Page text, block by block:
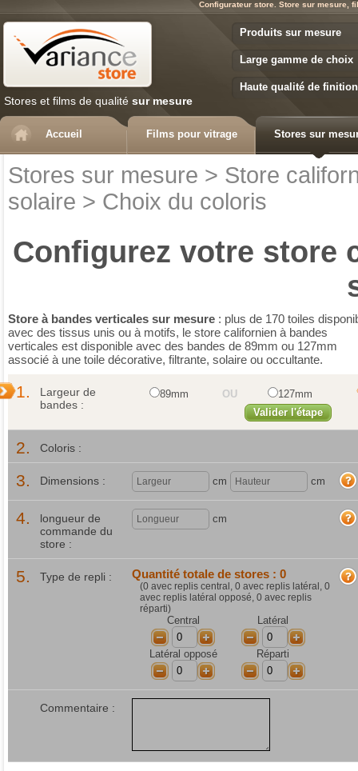
Configurateur store. Store sur mesure,
Stores et films de qualité sur mesure
Produits sur mesure
Large gamme de choix
Haute qualité de finition
Accueil Films pour vitrage Stores sur
Stores sur mesure > Store
solaire > Choix du coloris
Configurez votre store
Store à bandes verticales sur mesure : plus de 170 toiles
avec des tissus unis ou à motifs, le store californien à bandes
verticales est disponible avec des bandes de 89mm ou 127mm
associé à une toile décorative, filtrante, solaire ou occultante.
1.
Largeur de
bandes :
89mm OU
127mm
Valider l'étape
2. Coloris :
3. Dimensions : cm cm
4.
longueur de
commande du
store :
cm
5. Type de repli : Quantité totale de stores : 0
(0 avec replis central, 0 avec replis latéral, 0
avec replis latéral opposé, 0 avec replis
réparti)
Central
Latéral
Latéral opposé
Réparti
Commentaire :